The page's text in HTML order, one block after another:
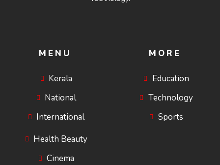
MENU
Kerala
National
International
Health Beauty
Cinema
MORE
Education
Technology
Sports